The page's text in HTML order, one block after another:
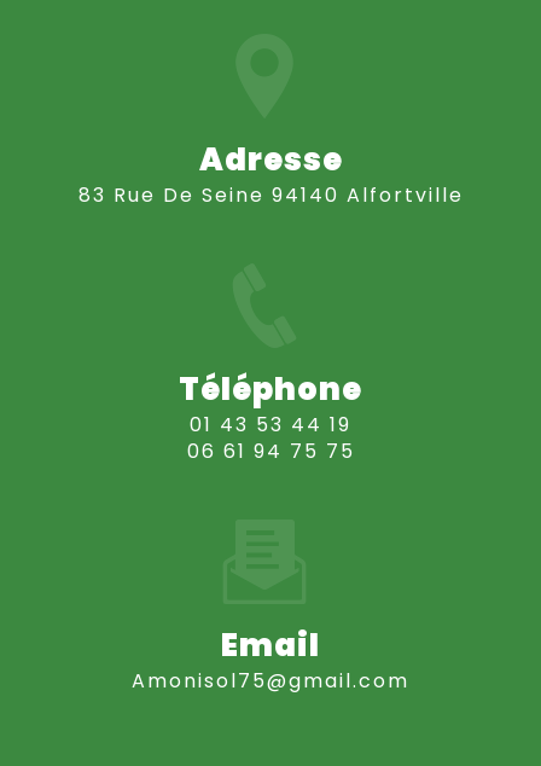
Adresse
83 Rue De Seine 94140 Alfortville
Téléphone
01 43 53 44 19
06 61 94 75 75
Email
amonisol75@gmail.com